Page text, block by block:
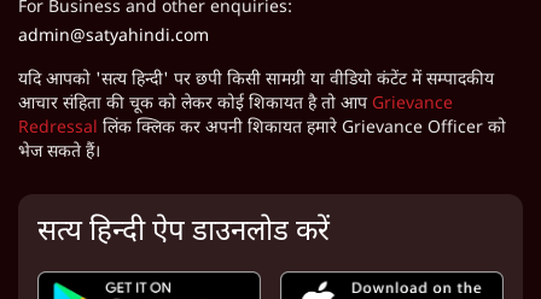
For Business and other enquiries:
admin@satyahindi.com
यदि आपको 'सत्य हिन्दी' पर छपी किसी सामग्री या वीडियो कंटेंट में सम्पादकीय
आचार संहिता की चूक को लेकर कोई शिकायत है तो आप Grievance
Redressal लिंक क्लिक कर अपनी शिकायत हमारे Grievance Officer को
भेज सकते हैं।
सत्य हिन्दी ऐप डाउनलोड करें